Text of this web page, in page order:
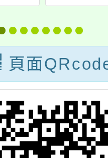
學
地
教
開
踩街
頁面